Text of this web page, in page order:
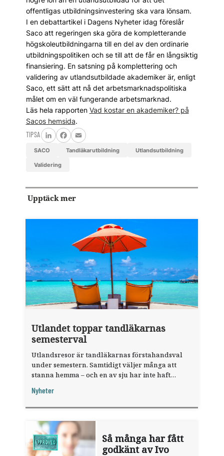
offentligas utbildningsinvestering ska vara lönsam.
I en debattartikel i Dagens Nyheter idag föreslår
Saco att regeringen ska göra de kompletterande
högskoleutbildningarna till en del av den ordinarie
utbildningspolitiken och se till att de får en långsiktig
finansiering. En satsning på komplettering och
validering av utlandsutbildade akademiker är, enligt
Saco, ett sätt att nå det arbetsmarknadspolitiska
målet om en väl fungerande arbetsmarknad.
Läs hela rapporten Vad kostar en akademiker? på
Sacos hemsida.
TIPSA
LinkedInFacebook
Email
SACO tandläkarutbildning utlandsutbildning
validering
Upptäck mer
Utlandet toppar tandläkarnas
semesterval
Utlandsresor är tandläkarnas förstahandsval
under semestern. Samtidigt väljer många att
stanna hemma – och en av sju har inte haft
fråga".
Nyheter
Så många har fått
godkänt av Ivo